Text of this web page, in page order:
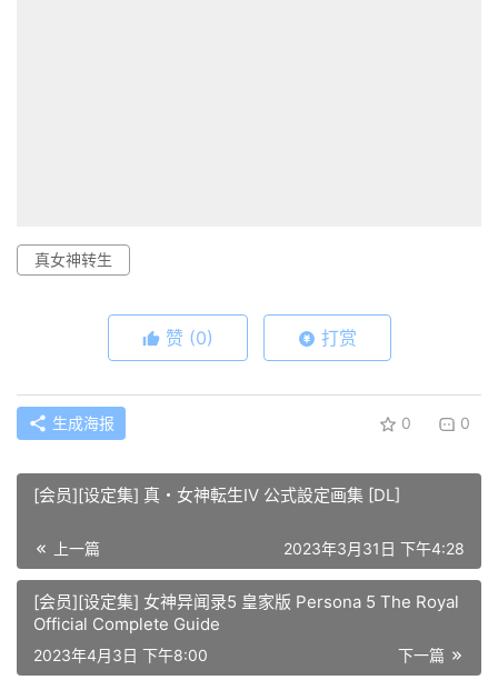
真女神转生
赞 (0) 打赏
生成海报 0 0
[会员][设定集] 真・女神転生IV 公式設定画集 [DL]
上一篇 2023年3月31日 下午4:28
[会员][设定集] 女神异闻录5 皇家版 Persona 5 The Royal
Official Complete Guide
下一篇
2023年4月3日 下午8:00